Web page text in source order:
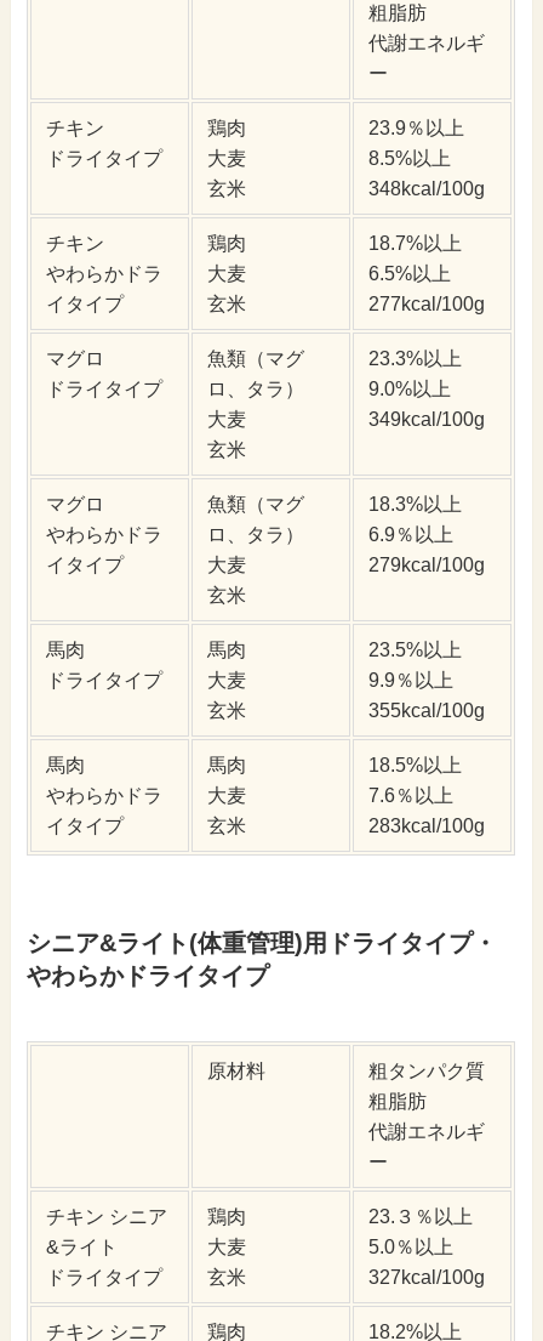
粗脂肪
代謝エネルギ
ー
チキン
ドライタイプ
鶏肉
大麦
玄米
23.9％以上
8.5%以上
348kcal/100g
チキン
やわらかドラ
イタイプ
鶏肉
大麦
玄米
18.7%以上
6.5%以上
277kcal/100g
マグロ
ドライタイプ
魚類（マグ
ロ、タラ）
大麦
玄米
23.3%以上
9.0%以上
349kcal/100g
マグロ
やわらかドラ
イタイプ
魚類（マグ
ロ、タラ）
大麦
玄米
18.3%以上
6.9％以上
279kcal/100g
馬肉
ドライタイプ
馬肉
大麦
玄米
23.5%以上
9.9％以上
355kcal/100g
馬肉
やわらかドラ
イタイプ
馬肉
大麦
玄米
18.5%以上
7.6％以上
283kcal/100g
シニア&ライト(体重管理)用ドライタイプ・
やわらかドライタイプ
原材料
粗タンパク質
粗脂肪
代謝エネルギ
ー
チキン シニア
&ライト
ドライタイプ
鶏肉
大麦
玄米
23.３％以上
5.0％以上
327kcal/100g
チキン シニア 鶏肉 18.2%以上